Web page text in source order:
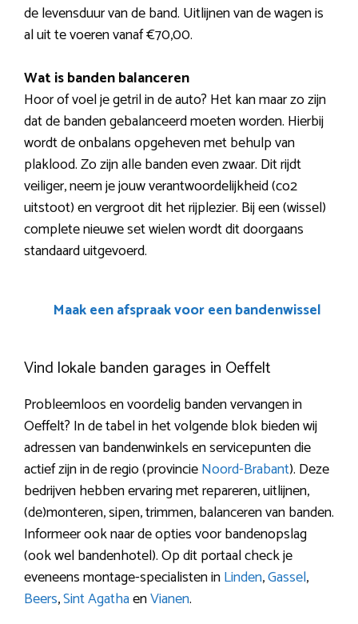
de levensduur van de band. Uitlijnen van de wagen is
al uit te voeren vanaf €70,00.
Wat is banden balanceren
Hoor of voel je getril in de auto? Het kan maar zo zijn
dat de banden gebalanceerd moeten worden. Hierbij
wordt de onbalans opgeheven met behulp van
plaklood. Zo zijn alle banden even zwaar. Dit rijdt
veiliger, neem je jouw verantwoordelijkheid (co2
uitstoot) en vergroot dit het rijplezier. Bij een (wissel)
complete nieuwe set wielen wordt dit doorgaans
standaard uitgevoerd.
Maak een afspraak voor een bandenwissel
Vind lokale banden garages in Oeffelt
Probleemloos en voordelig banden vervangen in
Oeffelt? In de tabel in het volgende blok bieden wij
adressen van bandenwinkels en servicepunten die
actief zijn in de regio (provincieNoord-Brabant). Deze
bedrijven hebben ervaring met repareren, uitlijnen,
(de)monteren, sipen, trimmen, balanceren van banden.
Informeer ook naar de opties voor bandenopslag
(ook wel bandenhotel). Op dit portaal check je
eveneens montage-specialisten inLinden,Gassel,
Beers,Sint AgathaenVianen.